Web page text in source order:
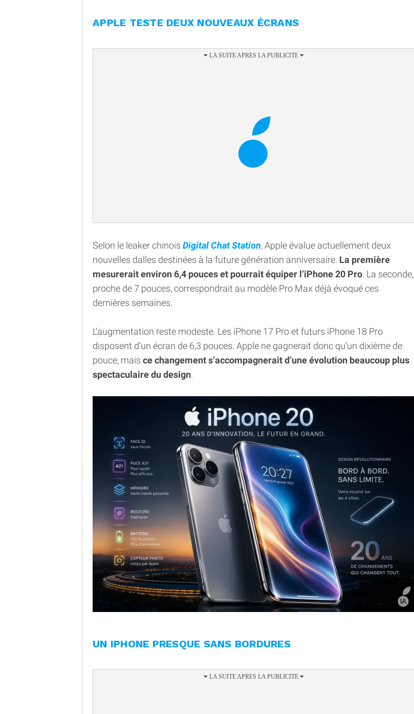
APPLE TESTE DEUX NOUVEAUX ÉCRANS
Selon le leaker chinois Digital Chat Station, Apple évalue actuellement deux
nouvelles dalles destinées à la future génération anniversaire. La première
mesurerait environ 6,4 pouces et pourrait équiper l’iPhone 20 Pro. La seconde,
proche de 7 pouces, correspondrait au modèle Pro Max déjà évoqué ces
dernières semaines.
L’augmentation reste modeste. Les iPhone 17 Pro et futurs iPhone 18 Pro
disposent d’un écran de 6,3 pouces. Apple ne gagnerait donc qu’un dixième de
pouce, mais ce changement s’accompagnerait d’une évolution beaucoup plus
spectaculaire du design.
UN IPHONE PRESQUE SANS BORDURES